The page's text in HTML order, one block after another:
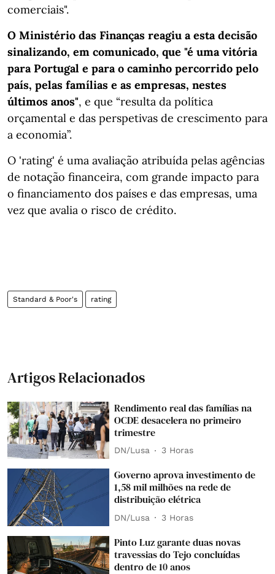
comerciais".
O Ministério das Finanças reagiu a esta decisão
sinalizando, em comunicado, que "é uma vitória
para Portugal e para o caminho percorrido pelo
país, pelas famílias e as empresas, nestes
últimos anos", e que “resulta da política
orçamental e das perspetivas de crescimento para
a economia”.
O 'rating' é uma avaliação atribuída pelas agências
de notação financeira, com grande impacto para
o financiamento dos países e das empresas, uma
vez que avalia o risco de crédito.
Standard & Poor's rating
Artigos Relacionados
Rendimento real das famílias na
OCDE desacelera no primeiro
trimestre
DN/Lusa 3 Horas
Governo aprova investimento de
1,58 mil milhões na rede de
distribuição elétrica
DN/Lusa 3 Horas
Pinto Luz garante duas novas
travessias do Tejo concluídas
dentro de 10 anos